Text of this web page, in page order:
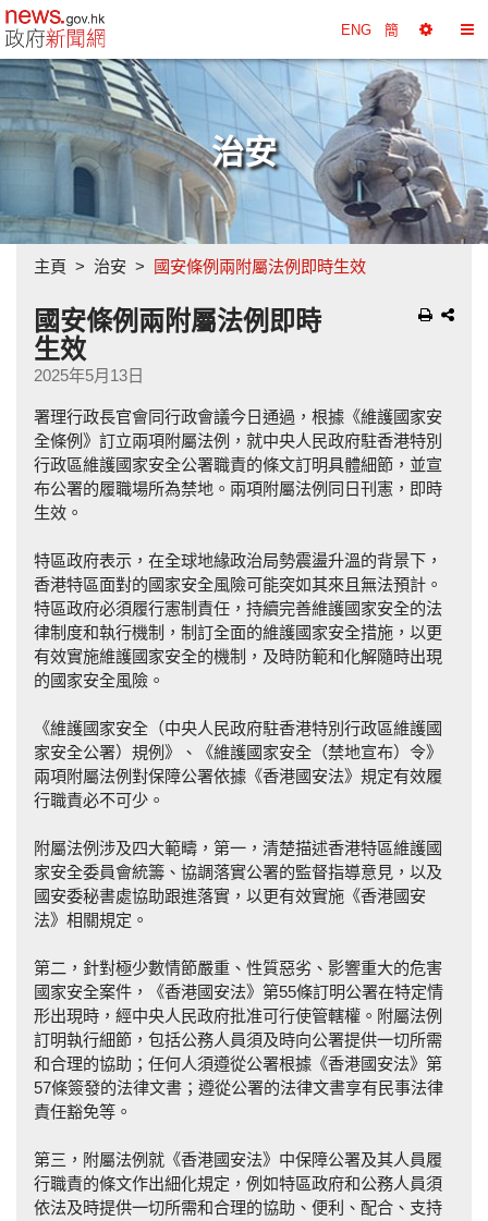
政府新聞網主頁 ENG 簡
擇
換
目
錄
治安
主頁 治安 國安條例兩附屬法例即時生效
國安條例兩附屬法例即時
生效
2025年5月13日
署理行政長官會同行政會議今日通過，根據《維護國家安
全條例》訂立兩項附屬法例，就中央人民政府駐香港特別
行政區維護國家安全公署職責的條文訂明具體細節，並宣
布公署的履職場所為禁地。兩項附屬法例同日刊憲，即時
生效。
特區政府表示，在全球地緣政治局勢震盪升溫的背景下，
香港特區面對的國家安全風險可能突如其來且無法預計。
特區政府必須履行憲制責任，持續完善維護國家安全的法
律制度和執行機制，制訂全面的維護國家安全措施，以更
有效實施維護國家安全的機制，及時防範和化解隨時出現
的國家安全風險。
《維護國家安全（中央人民政府駐香港特別行政區維護國
家安全公署）規例》、《維護國家安全（禁地宣布）令》
兩項附屬法例對保障公署依據《香港國安法》規定有效履
行職責必不可少。
附屬法例涉及四大範疇，第一，清楚描述香港特區維護國
家安全委員會統籌、協調落實公署的監督指導意見，以及
國安委秘書處協助跟進落實，以更有效實施《香港國安
法》相關規定。
第二，針對極少數情節嚴重、性質惡劣、影響重大的危害
國家安全案件，《香港國安法》第55條訂明公署在特定情
形出現時，經中央人民政府批准可行使管轄權。附屬法例
訂明執行細節，包括公務人員須及時向公署提供一切所需
和合理的協助；任何人須遵從公署根據《香港國安法》第
57條簽發的法律文書；遵從公署的法律文書享有民事法律
責任豁免等。
第三，附屬法例就《香港國安法》中保障公署及其人員履
行職責的條文作出細化規定，例如特區政府和公務人員須
依法及時提供一切所需和合理的協助、便利、配合、支持